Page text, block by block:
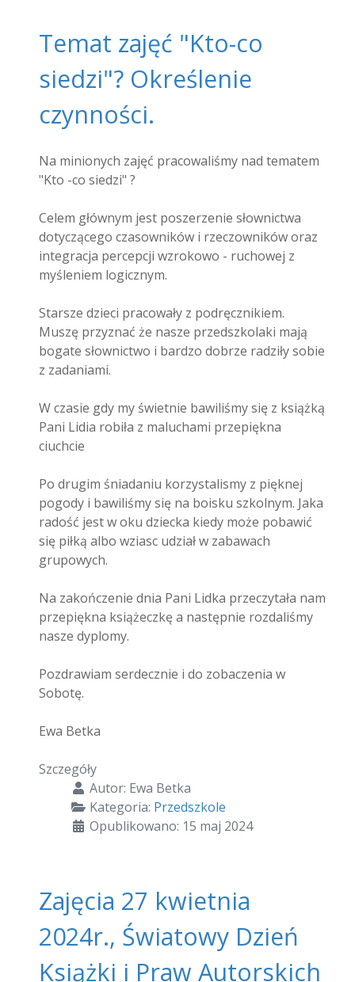
Temat zajęć "Kto-co
siedzi"? Określenie
czynności.
Na minionych zajęć pracowaliśmy nad tematem
"Kto -co siedzi" ?
Celem głównym jest poszerzenie słownictwa
dotyczącego czasowników i rzeczowników oraz
integracja percepcji wzrokowo - ruchowej z
myśleniem logicznym.
Starsze dzieci pracowały z podręcznikiem.
Muszę przyznać że nasze przedszkolaki mają
bogate słownictwo i bardzo dobrze radziły sobie
z zadaniami.
W czasie gdy my świetnie bawiliśmy się z książką
Pani Lidia robiła z maluchami przepiękna
ciuchcie
Po drugim śniadaniu korzystalismy z pięknej
pogody i bawiliśmy się na boisku szkolnym. Jaka
radość jest w oku dziecka kiedy może pobawić
się piłką albo wziasc udział w zabawach
grupowych.
Na zakończenie dnia Pani Lidka przeczytała nam
przepiękna książeczkę a następnie rozdaliśmy
nasze dyplomy.
Pozdrawiam serdecznie i do zobaczenia w
Sobotę.
Ewa Betka
Szczegóły
Autor: Ewa Betka
Kategoria: Przedszkole
Opublikowano: 15 maj 2024
Zajęcia 27 kwietnia
2024r., Światowy Dzień
Książki i Praw Autorskich